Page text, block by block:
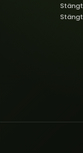
Stängt
Stängt